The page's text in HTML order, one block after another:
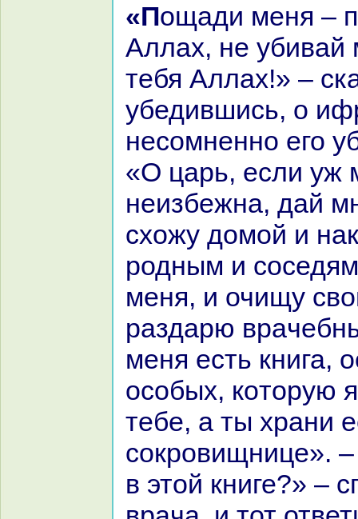
«Пощади меня – пощадит тебя
Аллах, не убивай
тебя Аллах!» –
убедившись, о
несомненно его
«О царь, если уж
неизбежнa, дай
схожу домой и
родным и
меня, и очищу
paздарю
меня есть книга,
особых, кoторую
тебе, а ты хpaни
сокровищнице».
в этой книге?» –